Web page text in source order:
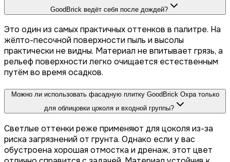
GoodBrick ведёт себя после дождей?
Это один из самых практичных оттенков в палитре. На
жёлто-песочной поверхности пыль и высолы
практически не видны. Материал не впитывает грязь, а
рельеф поверхности легко очищается естественным
путём во время осадков.
Можно ли использовать фасадную плитку GoodBrick Охра только
для облицовки цоколя и входной группы?
Светлые оттенки реже применяют для цоколя из-за
риска загрязнений от грунта. Однако если у вас
обустроена хорошая отмостка и дренаж, этот цвет